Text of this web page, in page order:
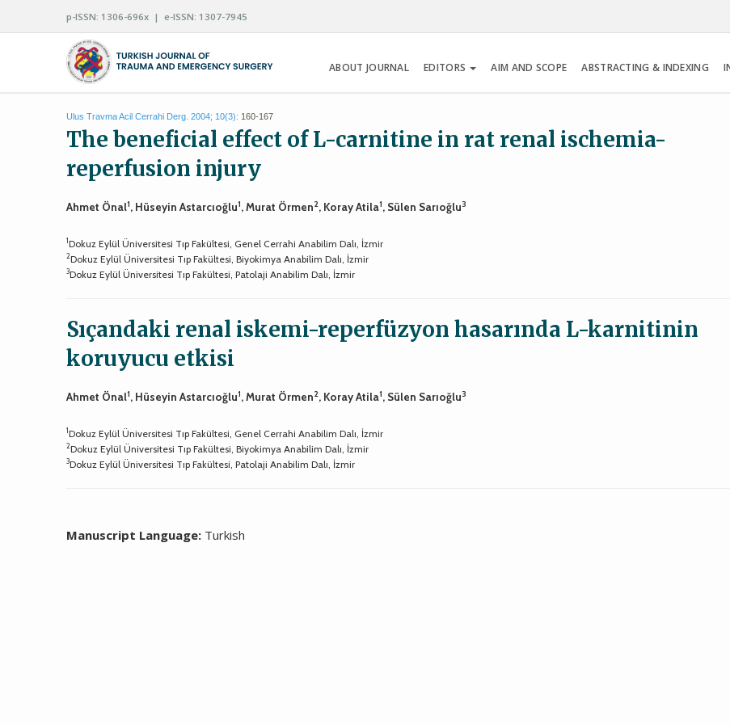
p-ISSN: 1306-696x | e-ISSN: 1307-7945
ABOUT JOURNAL EDITORS AIM AND SCOPE ABSTRACTING & INDEXING
Ulus Travma Acil Cerrahi Derg. 2004; 10(3): 160-167
The beneficial effect of L-carnitine in rat renal ischemia-
reperfusion injury
Ahmet Önal1, Hüseyin Astarcıoğlu1, Murat Örmen2, Koray Atila1, Sülen Sarıoğlu3
1Dokuz Eylül Üniversitesi Tıp Fakültesi, Genel Cerrahi Anabilim Dalı, İzmir
2Dokuz Eylül Üniversitesi Tıp Fakültesi, Biyokimya Anabilim Dalı, İzmir
3Dokuz Eylül Üniversitesi Tıp Fakültesi, Patolaji Anabilim Dalı, İzmir
Sıçandaki renal iskemi-reperfüzyon hasarında L-karnitinin
koruyucu etkisi
Ahmet Önal1, Hüseyin Astarcıoğlu1, Murat Örmen2, Koray Atila1, Sülen Sarıoğlu3
1Dokuz Eylül Üniversitesi Tıp Fakültesi, Genel Cerrahi Anabilim Dalı, İzmir
2Dokuz Eylül Üniversitesi Tıp Fakültesi, Biyokimya Anabilim Dalı, İzmir
3Dokuz Eylül Üniversitesi Tıp Fakültesi, Patolaji Anabilim Dalı, İzmir
Manuscript Language: Turkish